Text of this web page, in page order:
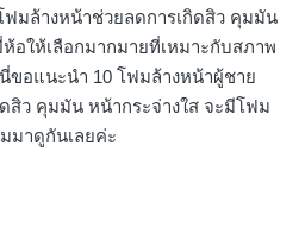
ฟมล้างหน้าช่วยลดการเกิดสิว คุมมัน
อให้เลือกมากมายที่เหมาะกับสภาพ
อแนะนำ 10 โฟมล้างหน้าผู้ชาย
สิว คุมมัน หน้ากระจ่างใส จะมีโฟม
มาดูกันเลยค่ะ